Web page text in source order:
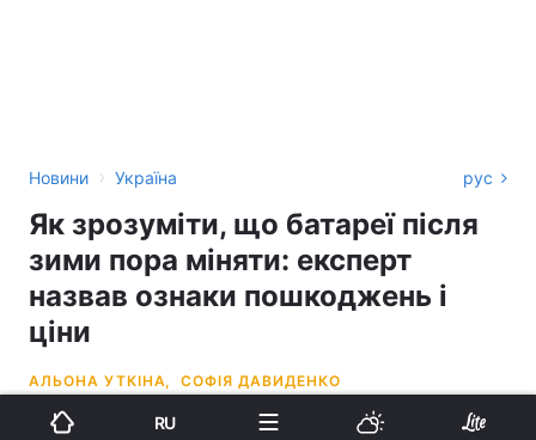
Новини › Україна рус
Як зрозуміти, що батареї після
зими пора міняти: експерт
назвав ознаки пошкоджень і
ціни
АЛЬОНА УТКІНА, СОФІЯ ДАВИДЕНКО
08:16, 14.05.26 УНІАН
RU